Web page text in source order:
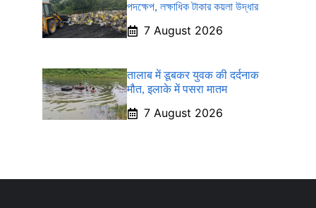
পদক্ষেপ, লক্ষাধিক টাকার কয়লা উদ্ধার
7 August 2026
तालाब में डूबकर युवक की दर्दनाक
मौत, इलाके में पसरा मातम
7 August 2026